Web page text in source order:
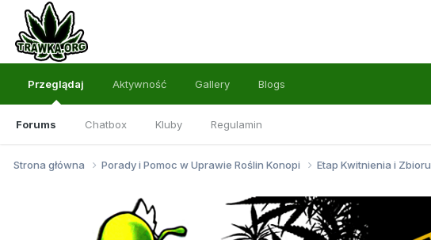
Przeglądaj
Forums Chatbox Kluby Regulamin
Aktywność Gallery Blogs
Strona główna Porady i Pomoc w Uprawie Roślin Konopi Etap Kwitnienia i Zbioru